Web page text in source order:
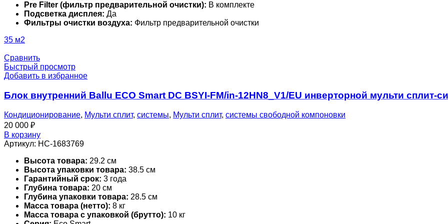
Pre Filter (фильтр предварительной очистки): В комплекте
Подсветка дисплея: Да
Фильтры очистки воздуха: Фильтр предварительной очистки
35 м2
Сравнить
Быстрый просмотр
Добавить в избранное
Блок внутренний Ballu ECO Smart DC BSYI-FM/in-12HN8_V1/EU инверторной мульти сплит-
Кондиционирование, Мульти сплит, системы, Мульти сплит, системы свободной компоновки
20 000 ₽
В корзину
Артикул: НС-1683769
Высота товара: 29.2 см
Высота упаковки товара: 38.5 см
Гарантийный срок: 3 года
Глубина товара: 20 см
Глубина упаковки товара: 28.5 см
Масса товара (нетто): 8 кг
Масса товара с упаковкой (брутто): 10 кг